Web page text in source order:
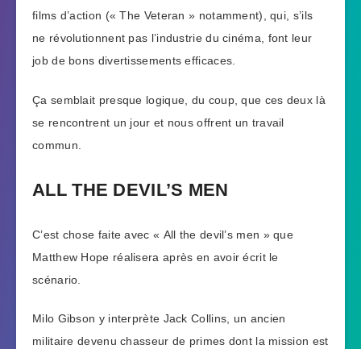
films d’action (« The Veteran » notamment), qui, s’ils
ne révolutionnent pas l’industrie du cinéma, font leur
job de bons divertissements efficaces.
Ça semblait presque logique, du coup, que ces deux là
se rencontrent un jour et nous offrent un travail
commun.
ALL THE DEVIL’S MEN
C’est chose faite avec « All the devil’s men » que
Matthew Hope réalisera après en avoir écrit le
scénario.
Milo Gibson y interprète Jack Collins, un ancien
militaire devenu chasseur de primes dont la mission est